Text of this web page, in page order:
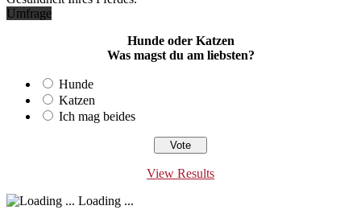
Umfrage
Hunde oder Katzen
Was magst du am liebsten?
Hunde
Katzen
Ich mag beides
View Results
Loading ...